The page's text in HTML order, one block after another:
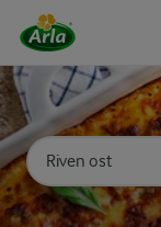
Sök på kategori
Skriv in sökord